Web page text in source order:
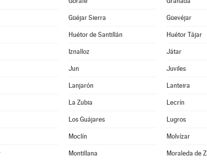
Güéjar Sierra Güevéjar
Huétor de Santillán Huétor Tájar
Iznalloz Játar
Jun Juviles
Lanjarón Lanteira
La Zubia Lecrín
Los Guájares Lugros
Moclín Molvízar
Montillana Moraleda de